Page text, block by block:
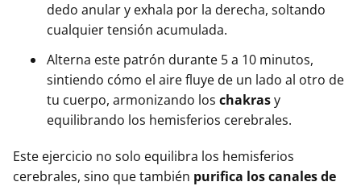
dedo anular y exhala por la derecha, soltando
cualquier tensión acumulada.
Alterna este patrón durante 5 a 10 minutos,
sintiendo cómo el aire fluye de un lado al otro de
tu cuerpo, armonizando los chakrasy
equilibrando los hemisferios cerebrales.
Este ejercicio no solo equilibra los hemisferios
cerebrales, sino que también purifica los canales de